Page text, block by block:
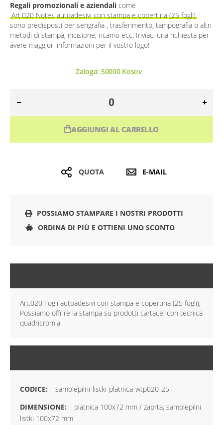
Regali promozionali e aziendali come
Art.020 Notes autoadesivi con stampa e copertina (25 fogli)
sono predisposti per serigrafia , trasferimento, tampografia o altri
metodi di stampa, incisione, ricamo ecc. Inviaci una richiesta per
avere maggiori informazioni per il vostro logo!
Zaloga: 50000Kosov
AGGIUNGI AL CARRELLO
QUOTA E-MAIL
POSSIAMO STAMPARE I NOSTRI PRODOTTI
ORDINA DI PIÙ E OTTIENI UNO SCONTO
Art.020 Fogli autoadesivi con stampa e copertina (25 fogli),
Possiamo offrire la stampa su prodotti cartacei con tecnica
quadricromia
samolepilni-listki-platnica-wtp020-25
platnica 100x72 mm / zaprta, samolepilni
listki 100x72 mm